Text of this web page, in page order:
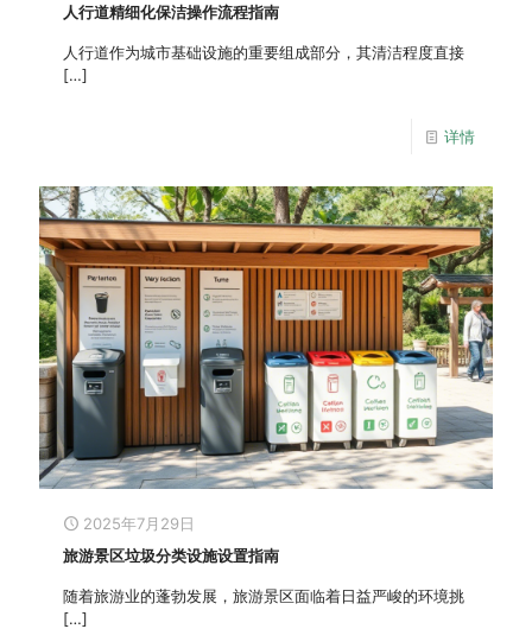
人行道精细化保洁操作流程指南
人行道作为城市基础设施的重要组成部分，其清洁程度直接
[…]
详情
2025年7月29日
旅游景区垃圾分类设施设置指南
随着旅游业的蓬勃发展，旅游景区面临着日益严峻的环境挑
[…]